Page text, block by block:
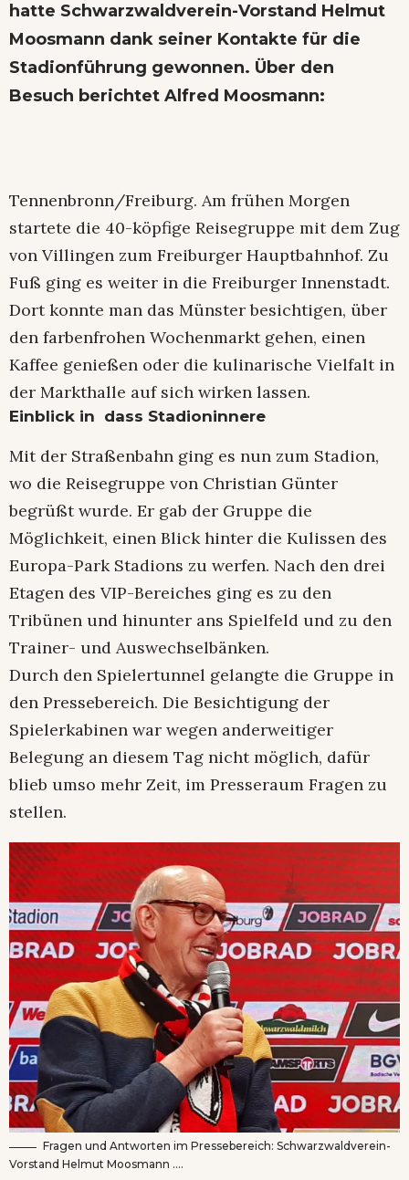
hatte Schwarzwaldverein-Vorstand Helmut
Moosmann dank seiner Kontakte für die
Stadionführung gewonnen. Über den
Besuch berichtet Alfred Moosmann:
Tennenbronn/Freiburg. Am frühen Morgen
startete die 40-köpfige Reisegruppe mit dem Zug
von Villingen zum Freiburger Hauptbahnhof. Zu
Fuß ging es weiter in die Freiburger Innenstadt.
Dort konnte man das Münster besichtigen, über
den farbenfrohen Wochenmarkt gehen, einen
Kaffee genießen oder die kulinarische Vielfalt in
der Markthalle auf sich wirken lassen.
Einblick in dass Stadioninnere
Mit der Straßenbahn ging es nun zum Stadion,
wo die Reisegruppe von Christian Günter
begrüßt wurde. Er gab der Gruppe die
Möglichkeit, einen Blick hinter die Kulissen des
Europa-Park Stadions zu werfen. Nach den drei
Etagen des VIP-Bereiches ging es zu den
Tribünen und hinunter ans Spielfeld und zu den
Trainer- und Auswechselbänken.
Durch den Spielertunnel gelangte die Gruppe in
den Pressebereich. Die Besichtigung der
Spielerkabinen war wegen anderweitiger
Belegung an diesem Tag nicht möglich, dafür
blieb umso mehr Zeit, im Presseraum Fragen zu
stellen.
Fragen und Antworten im Pressebereich: Schwarzwaldverein-
Vorstand Helmut Moosmann ….